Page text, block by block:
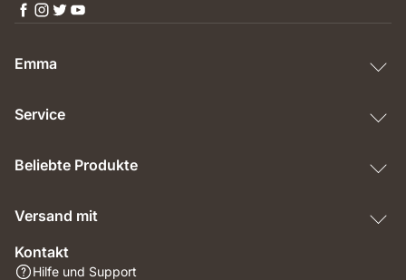
Emma
Service
Beliebte Produkte
Versand mit
Kontakt
Hilfe und Support